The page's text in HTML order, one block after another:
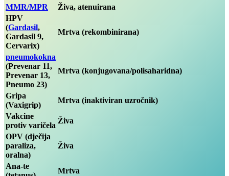
MMR/MPR
Živa, atenuirana
HPV
(Gardasil,
Gardasil 9,
Cervarix)
Mrtva (rekombinirana)
pneumokokna
(Prevenar 11,
Prevenar 13,
Pneumo 23)
Mrtva (konjugovana/polisaharidna)
Gripa
(Vaxigrip)
Mrtva (inaktiviran uzročnik)
Vakcine
protiv varičela
Živa
OPV (dječija
paraliza,
oralna)
Živa
Ana-te
Mrtva